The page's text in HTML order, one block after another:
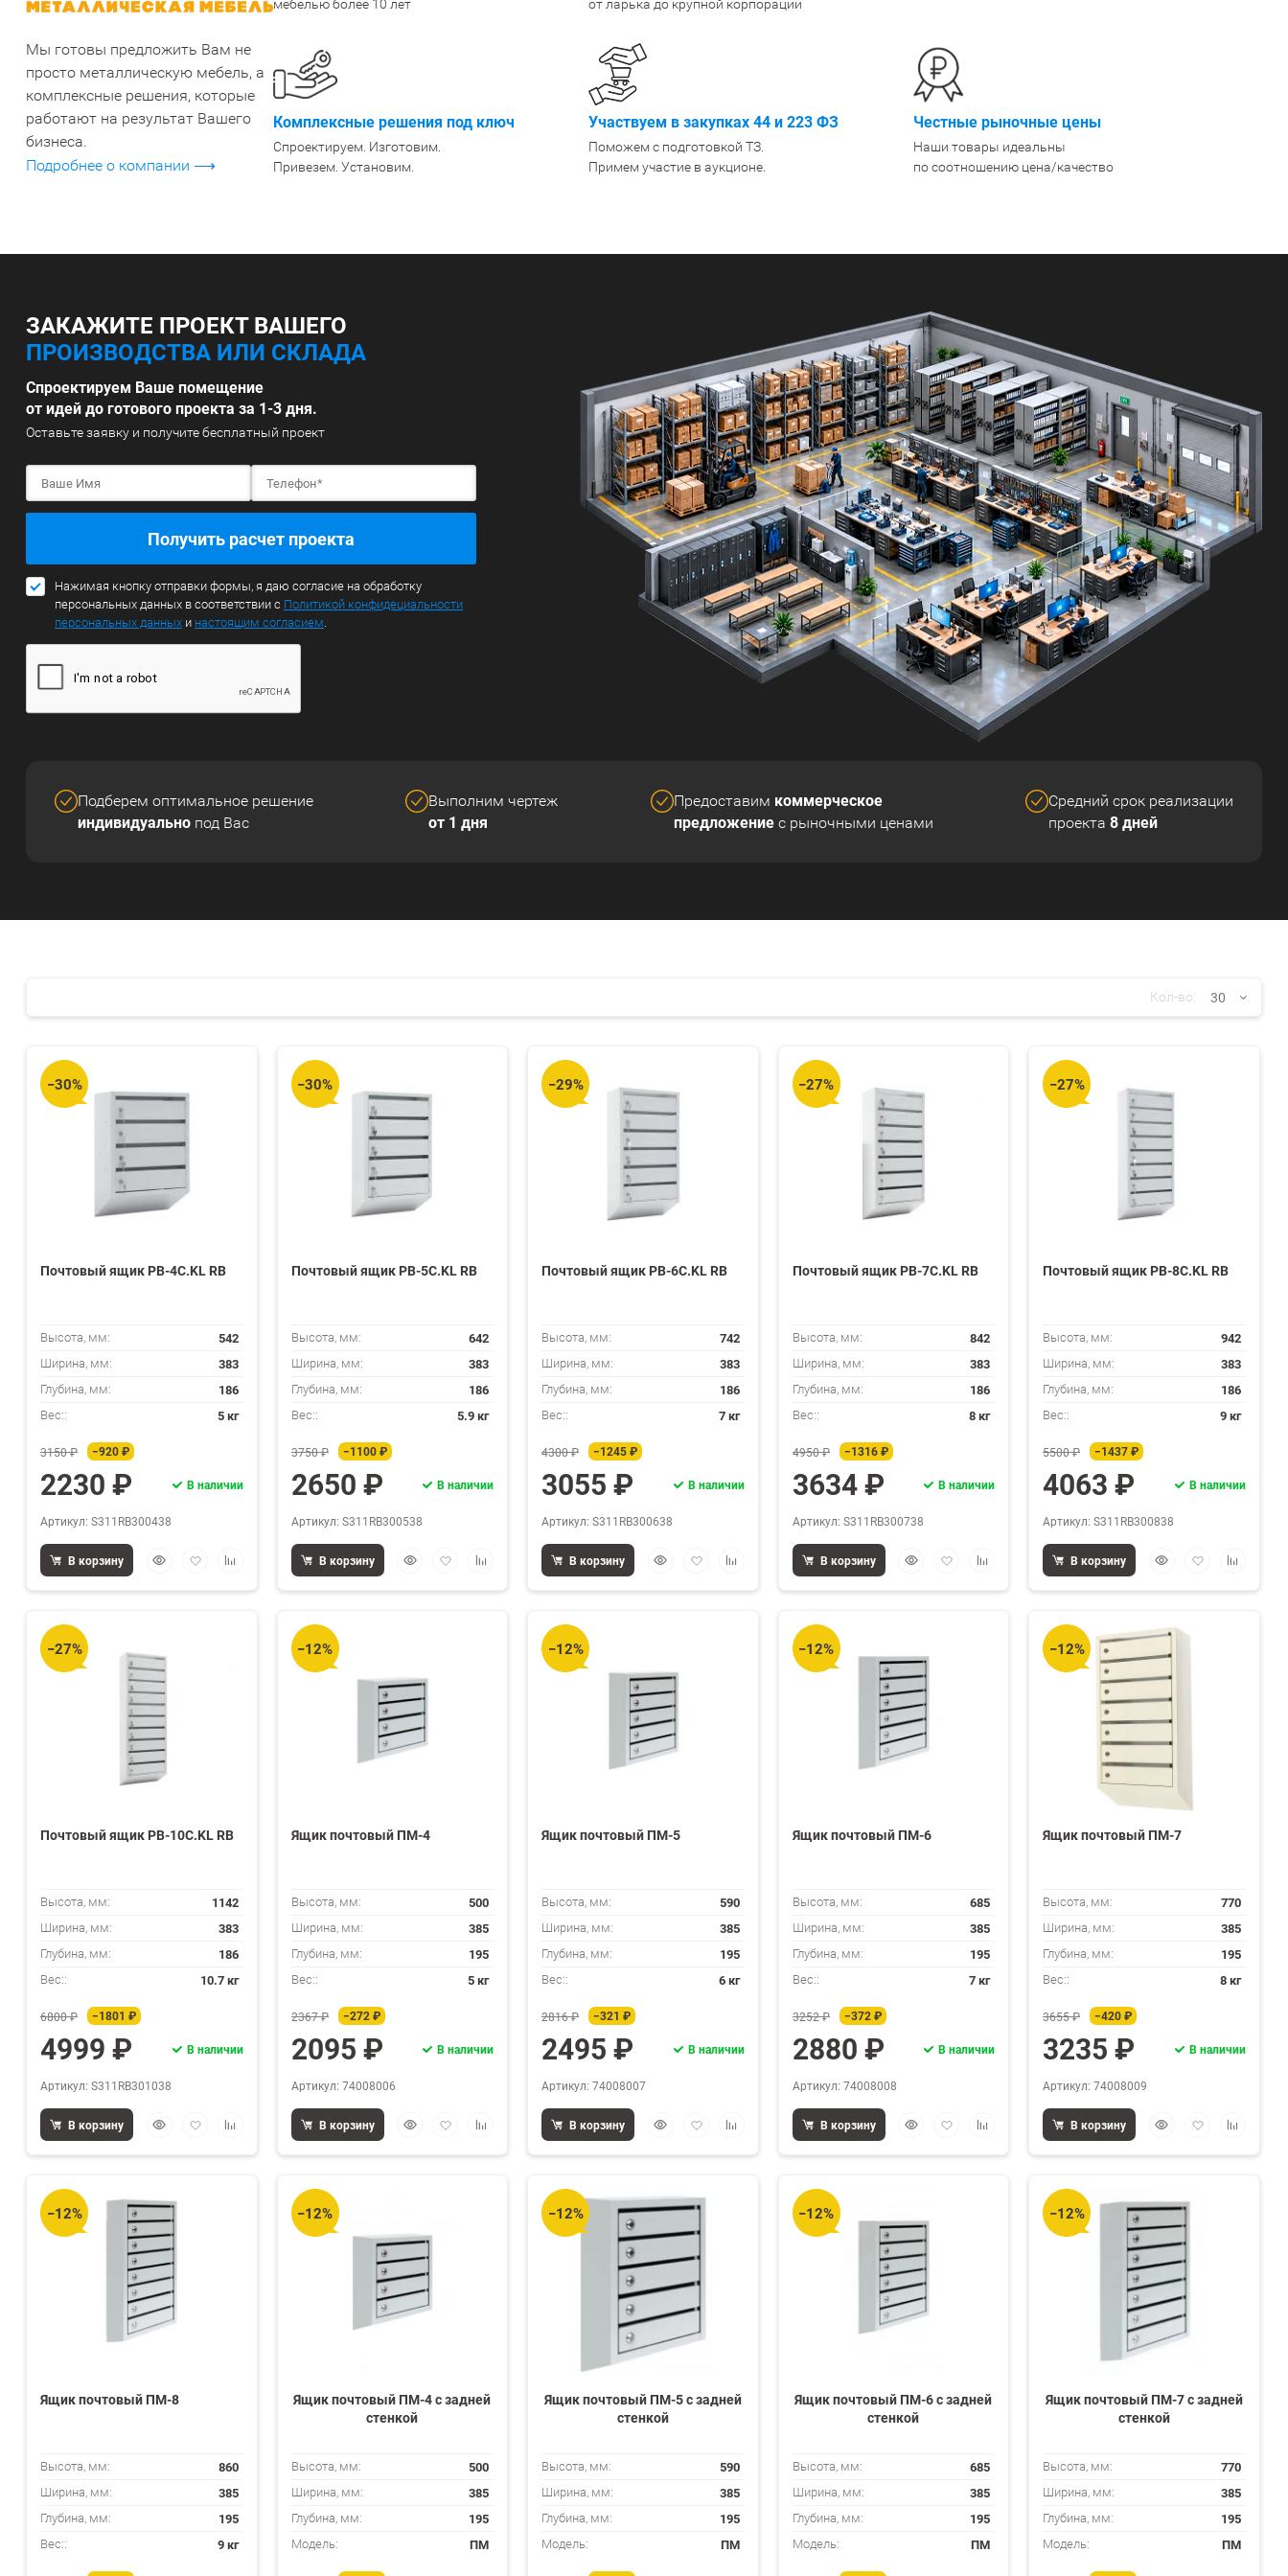
Разделители для полок
1600 мм
1800 мм
Показать еще
5
ПО МАТЕРИАЛУ /
ПОКРЫТИЮ
Порошковое покрытие
ПО ГРУЗОПОДЪЕМНОСТИ
Легкие (до 750 кг)
Чёрные
Для 8 шин
Для 12 колёс
ДЛЯ БУТЫЛЕЙ (ВОДЫ)
Для 5л бутылей
Для 19л бутылей
КОНСОЛЬНЫЕ
Консольные
односторонние
Консольные
двухсторонние
СТЕЛЛАЖИ БУ С УЦЕНКОЙ
Мы готовы предложить Вам не
просто металлическую мебель, а
комплексные решения, которые
работают на результат Вашего
бизнеса.
Подробнее о компании ⟶
мебелью более 10 лет
от ларька до крупной корпорации
Комплексные решения под ключ
Спроектируем. Изготовим.
Привезем. Установим.
Участвуем в закупках 44 и 223 ФЗ
Поможем с подготовкой ТЗ.
Примем участие в аукционе.
Честные рыночные цены
Наши товары идеальны
по соотношению цена/качество
ЗАКАЖИТЕ ПРОЕКТ ВАШЕГО
ПРОИЗВОДСТВА ИЛИ СКЛАДА
Спроектируем Ваше помещение
от идей до готового проекта за 1-3 дня.
Оставьте заявку и получите бесплатный проект
Получить расчет проекта
Нажимая кнопку отправки формы, я даю согласие на обработку
персональных данных в соответствии с Политикой конфидециальности
персональных данных и настоящим согласием.
Подберем оптимальное решение
индивидуально под Вас
Выполним чертеж
от 1 дня
Предоставим коммерческое
предложениес рыночными ценами
Средний срок реализации
проекта 8 дней
Кол-во: 30
60
90
150
−30%
Почтовый ящик PB-4C.KL RB
Высота, мм: 542
Ширина, мм: 383
Глубина, мм: 186
Вес:: 5 кг
3150 ₽ −920 ₽
2230 ₽ В наличии
Артикул: S311RB300438
БыстрыйДобавить
избранное
Добавить
сравнению
В корзину
−30%
Почтовый ящик PB-5C.KL RB
Высота, мм: 642
Ширина, мм: 383
Глубина, мм: 186
Вес:: 5.9 кг
3750 ₽ −1100 ₽
2650 ₽ В наличии
Артикул: S311RB300538
БыстрыйДобавить
избранное
Добавить
сравнению
В корзину
−29%
Почтовый ящик PB-6C.KL RB
Высота, мм: 742
Ширина, мм: 383
Глубина, мм: 186
Вес:: 7 кг
4300 ₽ −1245 ₽
3055 ₽ В наличии
Артикул: S311RB300638
БыстрыйДобавить
избранное
Добавить
сравнению
В корзину
−27%
Почтовый ящик PB-7C.KL RB
Высота, мм: 842
Ширина, мм: 383
Глубина, мм: 186
Вес:: 8 кг
4950 ₽ −1316 ₽
3634 ₽ В наличии
Артикул: S311RB300738
БыстрыйДобавить
избранное
Добавить
сравнению
В корзину
−27%
Почтовый ящик PB-8C.KL RB
Высота, мм: 942
Ширина, мм: 383
Глубина, мм: 186
Вес:: 9 кг
5500 ₽ −1437 ₽
4063 ₽ В наличии
Артикул: S311RB300838
БыстрыйДобавить
избранное
Добавить
В корзину
−27%
Почтовый ящик PB-10C.KL RB
Высота, мм: 1142
Ширина, мм: 383
Глубина, мм: 186
Вес:: 10.7 кг
6800 ₽ −1801 ₽
4999 ₽ В наличии
Артикул: S311RB301038
БыстрыйДобавить
избранное
Добавить
сравнению
В корзину
−12%
Ящик почтовый ПМ-4
Высота, мм: 500
Ширина, мм: 385
Глубина, мм: 195
Вес:: 5 кг
2367 ₽ −272 ₽
2095 ₽ В наличии
Артикул: 74008006
БыстрыйДобавить
избранное
Добавить
сравнению
В корзину
−12%
Ящик почтовый ПМ-5
Высота, мм: 590
Ширина, мм: 385
Глубина, мм: 195
Вес:: 6 кг
2816 ₽ −321 ₽
2495 ₽ В наличии
Артикул: 74008007
БыстрыйДобавить
избранное
Добавить
сравнению
В корзину
−12%
Ящик почтовый ПМ-6
Высота, мм: 685
Ширина, мм: 385
Глубина, мм: 195
Вес:: 7 кг
3252 ₽ −372 ₽
2880 ₽ В наличии
Артикул: 74008008
БыстрыйДобавить
избранное
Добавить
сравнению
В корзину
−12%
Ящик почтовый ПМ-7
Высота, мм: 770
Ширина, мм: 385
Глубина, мм: 195
Вес:: 8 кг
3655 ₽ −420 ₽
3235 ₽ В наличии
Артикул: 74008009
БыстрыйДобавить
избранное
Добавить
В корзину
−12%
Ящик почтовый ПМ-8
Высота, мм: 860
Ширина, мм: 385
Глубина, мм: 195
Вес:: 9 кг
−12%
Ящик почтовый ПМ-4 с задней
стенкой
Высота, мм: 500
Ширина, мм: 385
Глубина, мм: 195
Модель: ПМ
−12%
Ящик почтовый ПМ-5 с задней
стенкой
Высота, мм: 590
Ширина, мм: 385
Глубина, мм: 195
Модель: ПМ
−12%
Ящик почтовый ПМ-6 с задней
стенкой
Высота, мм: 685
Ширина, мм: 385
Глубина, мм: 195
Модель: ПМ
−12%
Ящик почтовый ПМ-7 с задней
стенкой
Высота, мм: 770
Ширина, мм: 385
Глубина, мм: 195
Модель: ПМ